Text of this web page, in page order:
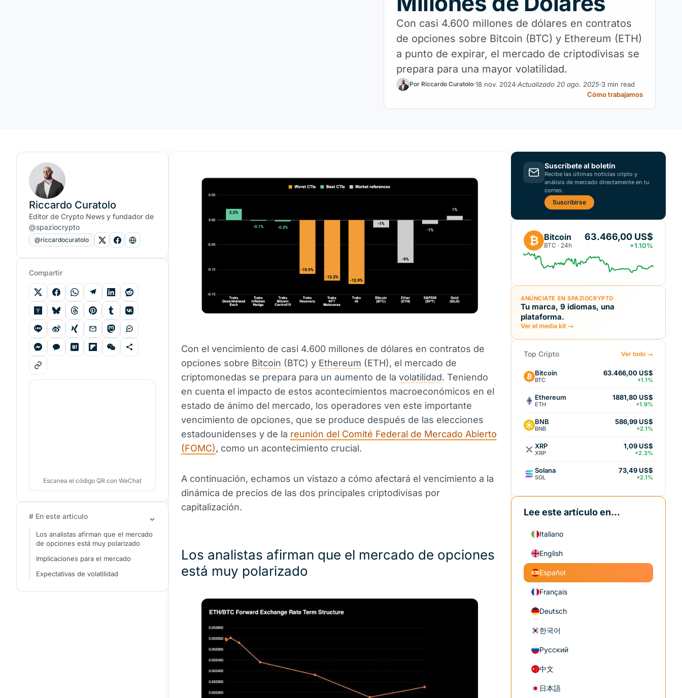
Con casi 4.600 millones de dólares en contratos
de opciones sobre Bitcoin (BTC) y Ethereum (ETH)
a punto de expirar, el mercado de criptodivisas se
prepara para una mayor volatilidad.
Por Riccardo Curatolo 18 nov. 2024 Actualizado 20 ago. 2025 3 min read
Cómo trabajamos
Con el vencimiento de casi 4.600 millones de dólares en contratos de
opciones sobre Bitcoin (BTC) y Ethereum (ETH), el mercado de
criptomonedas se prepara para un aumento de la volatilidad. Teniendo
en cuenta el impacto de estos acontecimientos macroeconómicos en el
estado de ánimo del mercado, los operadores ven este importante
vencimiento de opciones, que se produce después de las elecciones
estadounidenses y de la reunión del Comité Federal de Mercado Abierto
(FOMC), como un acontecimiento crucial.
A continuación, echamos un vistazo a cómo afectará el vencimiento a la
dinámica de precios de las dos principales criptodivisas por
capitalización.
Los analistas afirman que el mercado de opciones
está muy polarizado
Riccardo Curatolo
Editor de Crypto News y fundador de
@spaziocrypto
@riccardocuratolo
Compartir
Escanea el código QR con WeChat
# En este artículo
Los analistas afirman que el mercado
de opciones está muy polarizado
Implicaciones para el mercado
Expectativas de volatilidad
Suscríbete al boletín
Recibe las últimas noticias cripto y
análisis de mercado directamente en tu
correo.
Suscribirse
₿ Bitcoin
BTC · 24h
63.466,00 US$
+1.10%
ANÚNCIATE EN SPAZIOCRYPTO
Tu marca, 9 idiomas, una
plataforma.
Ver el media kit →
Top Cripto Ver todo →
Bitcoin
BTC
63.466,00 US$
+1.1%
Ethereum
ETH
1881,80 US$
+1.9%
BNB
BNB
586,99 US$
+2.1%
XRP
XRP
1,09 US$
+2.3%
Solana
SOL
73,49 US$
+2.1%
Lee este artículo en...
Italiano
English
Español
Français
Deutsch
한국어
Русский
中文
日本語